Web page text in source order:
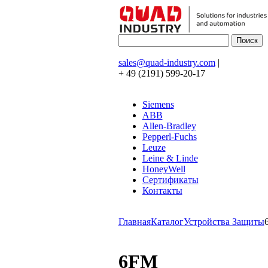
sales@quad-industry.com|
+ 49 (2191) 599-20-17
Siemens
ABB
Allen-Bradley
Pepperl-Fuchs
Leuze
Leine & Linde
HoneyWell
Сертификаты
Контакты
ГлавнаяКаталогУстройства Защиты
6FM